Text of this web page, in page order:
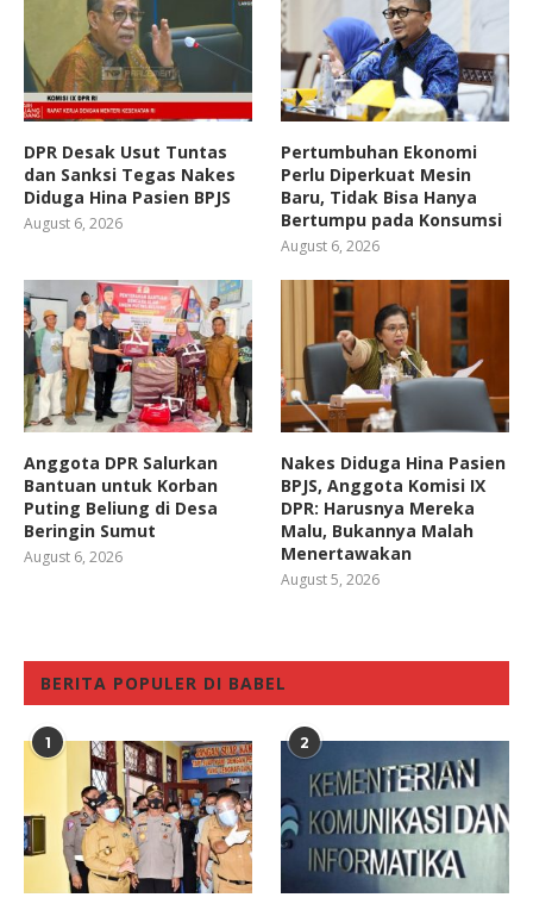
DPR Desak Usut Tuntas
dan Sanksi Tegas Nakes
Diduga Hina Pasien BPJS
August 6, 2026
Pertumbuhan Ekonomi
Perlu Diperkuat Mesin
Baru, Tidak Bisa Hanya
Bertumpu pada Konsumsi
August 6, 2026
Anggota DPR Salurkan
Bantuan untuk Korban
Puting Beliung di Desa
Beringin Sumut
August 6, 2026
Nakes Diduga Hina Pasien
BPJS, Anggota Komisi IX
DPR: Harusnya Mereka
Malu, Bukannya Malah
Menertawakan
August 5, 2026
BERITA POPULER DI BABEL
1 2